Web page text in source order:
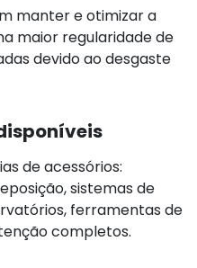
manter e otimizar a
maior regularidade de
devido ao desgaste
de acessórios:
sistemas de
ferramentas de
completos.